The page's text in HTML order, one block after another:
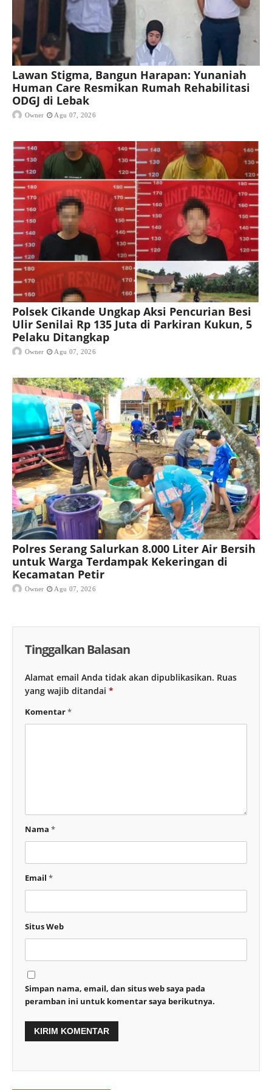
Lawan Stigma, Bangun Harapan: Yunaniah
Human Care Resmikan Rumah Rehabilitasi
ODGJ di Lebak
Owner Agu 07, 2026
Polsek Cikande Ungkap Aksi Pencurian Besi
Ulir Senilai Rp 135 Juta di Parkiran Kukun, 5
Pelaku Ditangkap
Owner Agu 07, 2026
Polres Serang Salurkan 8.000 Liter Air Bersih
untuk Warga Terdampak Kekeringan di
Kecamatan Petir
Owner Agu 07, 2026
Tinggalkan Balasan
Alamat email Anda tidak akan dipublikasikan. Ruas
yang wajib ditandai *
Komentar*
Nama *
Email *
Situs Web
Simpan nama, email, dan situs web saya pada
peramban ini untuk komentar saya berikutnya.